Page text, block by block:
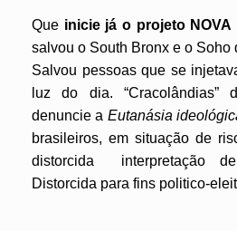
Que inicie já o projeto NOVA
salvou o South Bronx e o Soho
Salvou pessoas que se
luz do dia. “Cracolândias”
denuncie a Eutanásia
brasileiros, em situação de
distorcida interpretação
Distorcida para fins politico-